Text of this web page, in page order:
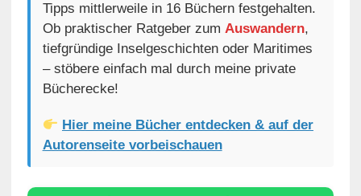
Tipps mittlerweile in 16 Büchern festgehalten.
Ob praktischer Ratgeber zum Auswandern,
tiefgründige Inselgeschichten oder Maritimes
– stöbere einfach mal durch meine private
Bücherecke!
Hier meine Bücher entdecken & auf der
Autorenseite vorbeischauen